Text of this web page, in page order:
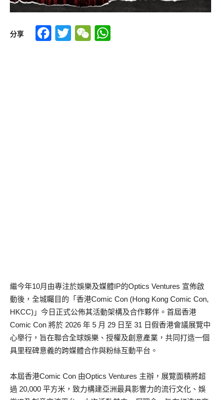
分享 Facebook
TwitterWeChat
繼今年10月由專注於娛樂及媒體IP的Optics Ventures 宣佈啟
動後，全城矚目的「香港Comic Con (Hong Kong Comic Con,
HKCC)」今日正式公佈其活動架構及合作夥伴。首屆香港
Comic Con 將於 2026 年 5 月 29 日至 31 日假香港會議展覽中
心舉行，旨在聯合全球娛樂、授權及創意產業，共同打造一個
具里程碑意義的跨媒體合作與粉絲互動平台。
本屆香港Comic Con 由Optics Ventures 主辦，展覽面積將超
過 20,000 平方米，致力構建亞洲最具影響力的流行文化、娛